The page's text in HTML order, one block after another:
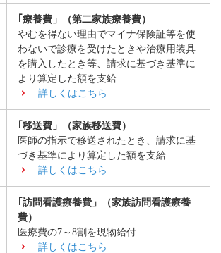
｢療養費」（第二家族療養費）
やむを得ない理由でマイナ保険証等を使
わないで診療を受けたときや治療用装具
を購入したとき等、請求に基づき基準に
より算定した額を支給
詳しくはこちら
｢移送費」（家族移送費）
医師の指示で移送されたとき、請求に基
づき基準により算定した額を支給
詳しくはこちら
｢訪問看護療養費」（家族訪問看護療養
費）
医療費の7～8割を現物給付
詳しくはこちら